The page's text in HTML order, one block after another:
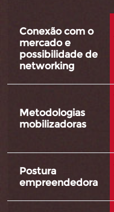
Conexão com o
mercado e
possibilidade de
networking
Metodologias
mobilizadoras
Postura
empreendedora